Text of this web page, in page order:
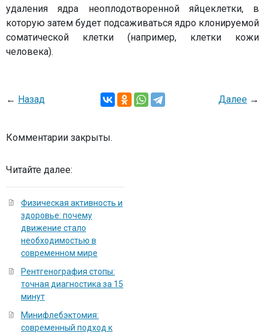
удаления ядра неоплодотворенной яйцеклетки, в
которую затем будет подсаживаться ядро клонируемой
соматической клетки (например, клетки кожи
человека).
← Назад Далее →
Комментарии закрыты.
Читайте далее:
Физическая активность и
здоровье: почему
движение стало
необходимостью в
современном мире
Рентгенография стопы:
точная диагностика за 15
минут
Минифлебэктомия:
современный подход к